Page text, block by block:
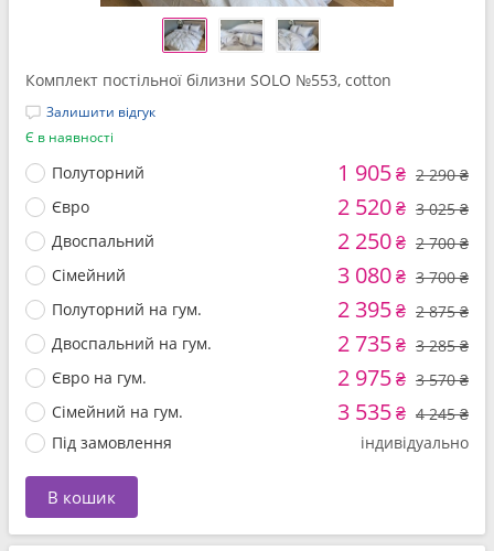
Комплект постільної білизни SOLO №553, cotton
Залишити відгук
Є в наявності
Полуторний 1 905₴ 2 290 ₴
Євро
2 520₴ 3 025 ₴
Двоспальний
2 250₴ 2 700 ₴
Сімейний
3 080₴ 3 700 ₴
Полуторний на гум.
2 395₴ 2 875 ₴
Двоспальний на гум.
2 735₴ 3 285 ₴
Євро на гум.
2 975₴ 3 570 ₴
Сімейний на гум.
3 535₴ 4 245 ₴
Під замовлення
індивідуально
В кошик